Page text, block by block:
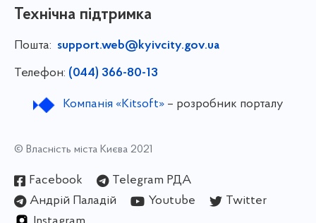
Технічна підтримка
Пошта: support.web@kyivcity.gov.ua
Телефон: (044) 366-80-13
Компанія «Kitsoft»– розробник порталу
© Власність міста Києва 2021
Facebook
Telegram РДА
Андрій Паладій
Youtube
Twitter